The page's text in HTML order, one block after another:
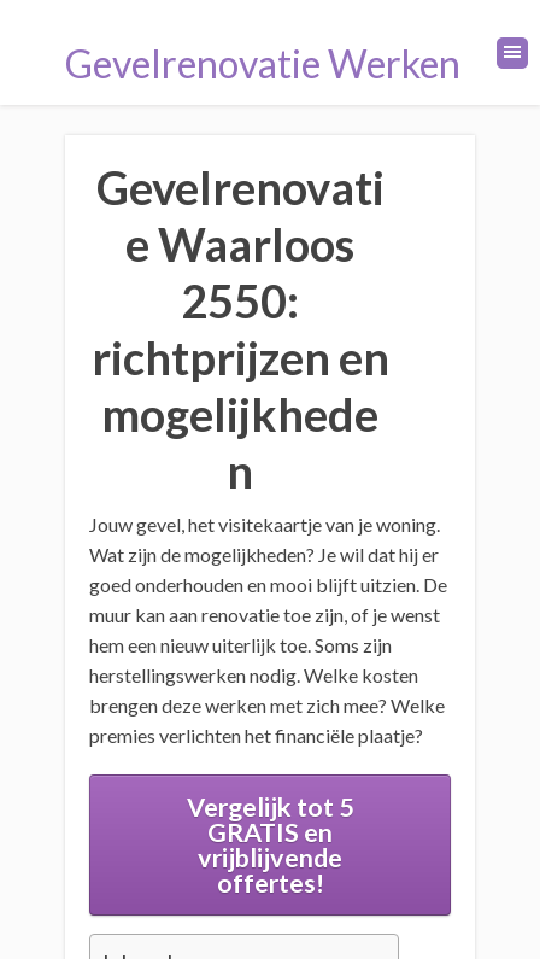
Gevelrenovatie Werken
Gevelrenovati
e Waarloos
2550:
richtprijzen en
mogelijkhede
n
Jouw gevel, het visitekaartje van je woning.
Wat zijn de mogelijkheden? Je wil dat hij er
goed onderhouden en mooi blijft uitzien. De
muur kan aan renovatie toe zijn, of je wenst
hem een nieuw uiterlijk toe. Soms zijn
herstellingswerken nodig. Welke kosten
brengen deze werken met zich mee? Welke
premies verlichten het financiële plaatje?
Vergelijk tot 5
GRATIS en
vrijblijvende
offertes!